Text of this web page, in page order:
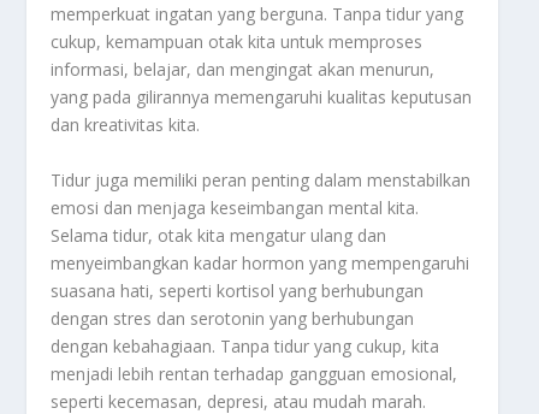
memperkuat ingatan yang berguna. Tanpa tidur yang
cukup, kemampuan otak kita untuk memproses
informasi, belajar, dan mengingat akan menurun,
yang pada gilirannya memengaruhi kualitas keputusan
dan kreativitas kita.
Tidur juga memiliki peran penting dalam menstabilkan
emosi dan menjaga keseimbangan mental kita.
Selama tidur, otak kita mengatur ulang dan
menyeimbangkan kadar hormon yang mempengaruhi
suasana hati, seperti kortisol yang berhubungan
dengan stres dan serotonin yang berhubungan
dengan kebahagiaan. Tanpa tidur yang cukup, kita
menjadi lebih rentan terhadap gangguan emosional,
seperti kecemasan, depresi, atau mudah marah.